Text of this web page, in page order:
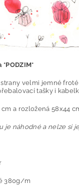
velmi jemné
tašky i
a rozložená 58x44
je náhodné a nelze si
380g/m